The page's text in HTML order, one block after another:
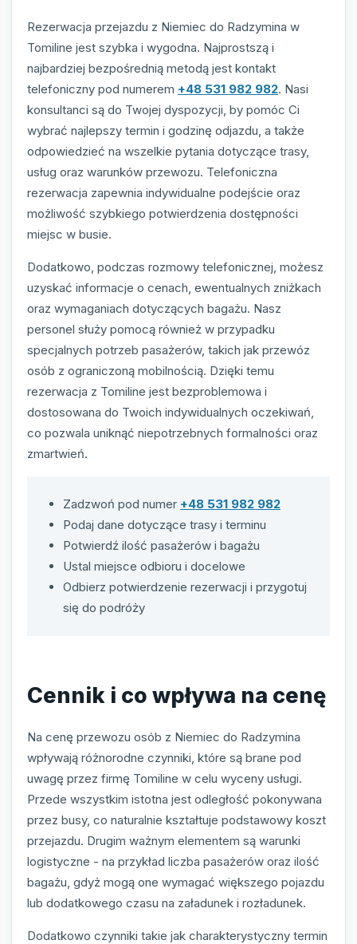
Rezerwacja przejazdu z Niemiec do Radzymina w
Tomiline jest szybka i wygodna. Najprostszą i
najbardziej bezpośrednią metodą jest kontakt
telefoniczny pod numerem +48 531 982 982. Nasi
konsultanci są do Twojej dyspozycji, by pomóc Ci
wybrać najlepszy termin i godzinę odjazdu, a także
odpowiedzieć na wszelkie pytania dotyczące trasy,
usług oraz warunków przewozu. Telefoniczna
rezerwacja zapewnia indywidualne podejście oraz
możliwość szybkiego potwierdzenia dostępności
miejsc w busie.
Dodatkowo, podczas rozmowy telefonicznej, możesz
uzyskać informacje o cenach, ewentualnych zniżkach
oraz wymaganiach dotyczących bagażu. Nasz
personel służy pomocą również w przypadku
specjalnych potrzeb pasażerów, takich jak przewóz
osób z ograniczoną mobilnością. Dzięki temu
rezerwacja z Tomiline jest bezproblemowa i
dostosowana do Twoich indywidualnych oczekiwań,
co pozwala uniknąć niepotrzebnych formalności oraz
zmartwień.
Zadzwoń pod numer +48 531 982 982
Podaj dane dotyczące trasy i terminu
Potwierdź ilość pasażerów i bagażu
Ustal miejsce odbioru i docelowe
Odbierz potwierdzenie rezerwacji i przygotuj
się do podróży
Cennik i co wpływa na cenę
Na cenę przewozu osób z Niemiec do Radzymina
wpływają różnorodne czynniki, które są brane pod
uwagę przez firmę Tomiline w celu wyceny usługi.
Przede wszystkim istotna jest odległość pokonywana
przez busy, co naturalnie kształtuje podstawowy koszt
przejazdu. Drugim ważnym elementem są warunki
logistyczne - na przykład liczba pasażerów oraz ilość
bagażu, gdyż mogą one wymagać większego pojazdu
lub dodatkowego czasu na załadunek i rozładunek.
Dodatkowo czynniki takie jak charakterystyczny termin